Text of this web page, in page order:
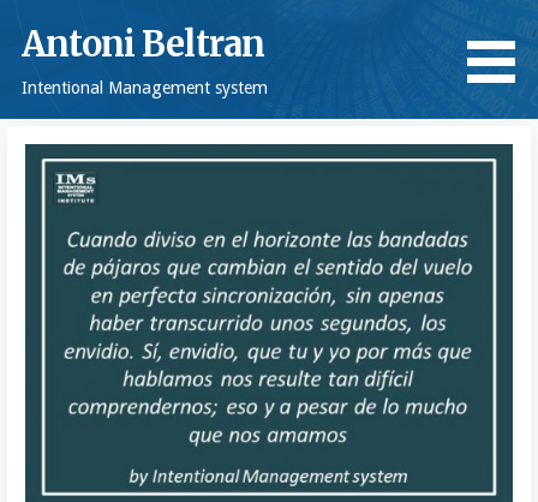
Antoni Beltran
Intentional Management system